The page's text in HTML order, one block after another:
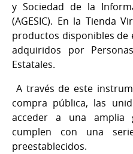
y Sociedad de la
(AGESIC). En la Tienda
productos disponibles
adquiridos por
Estatales.
A través de este
compra pública, las
acceder a una amplia
cumplen con una
preestablecidos.